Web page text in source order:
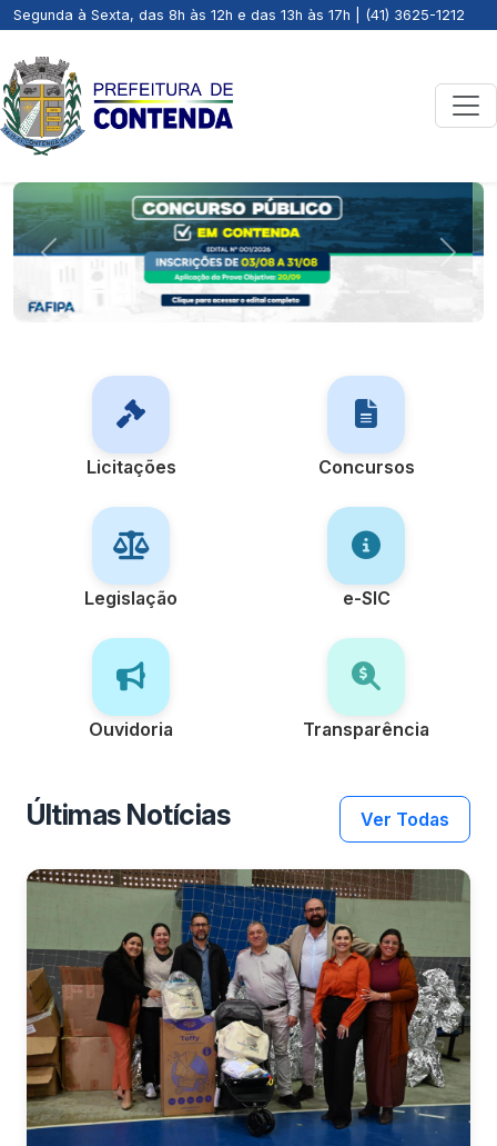
Segunda à Sexta, das 8h às 12h e das 13h às 17h | (41) 3625-1212
Previous Next
Licitações Concursos
Legislação e-SIC
Ouvidoria Transparência
Últimas Notícias Ver Todas